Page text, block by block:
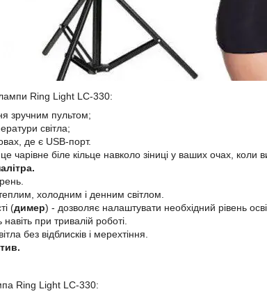
лампи Ring Light LC-330:
зручним пультом;
світла;
де є USB-порт.
чарівне біле кільце навколо зіниці у ваших очах, коли
холодним і денним світлом.
(димер) - дозволяє налаштувати необхідний рівень
при тривалій роботі.
без відблисків і мерехтіння.
Ring Light LC-330: